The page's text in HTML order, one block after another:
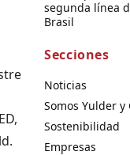
segunda línea
Brasil
Secciones
Noticias
Somos Yulder y
Sostenibilidad
Empresas